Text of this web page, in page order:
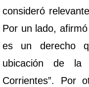
consideró
Por un lado,
es un derecho
ubicación de
Corrientes”. Por